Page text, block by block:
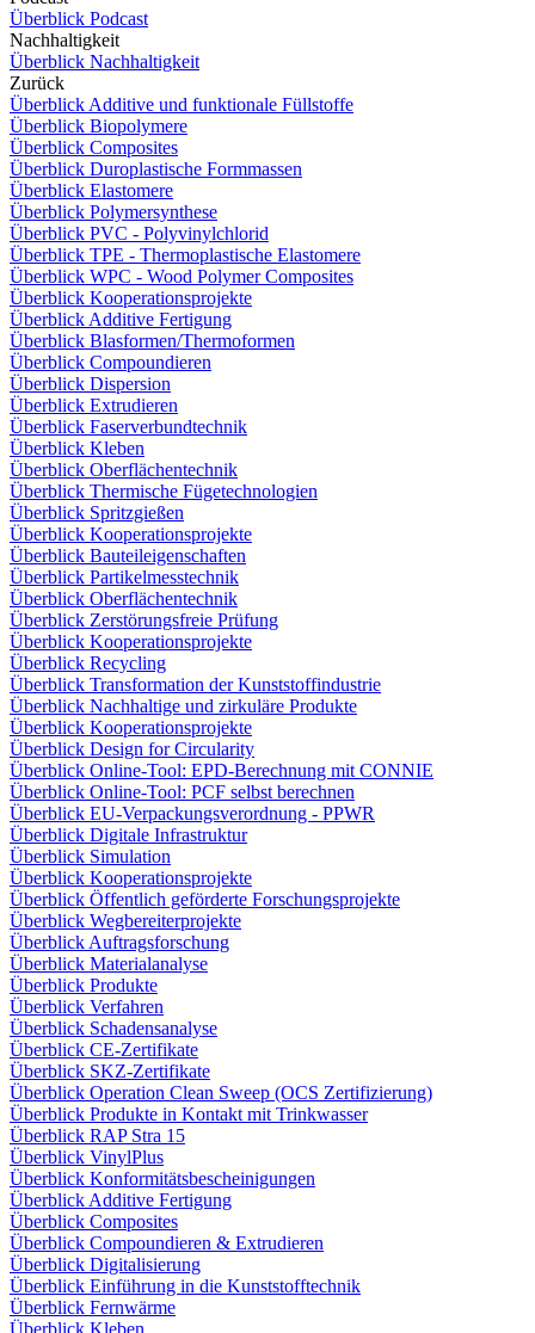
Überblick Podcast
Nachhaltigkeit
Überblick Nachhaltigkeit
Zurück
Überblick Additive und funktionale Füllstoffe
Überblick Biopolymere
Überblick Composites
Überblick Duroplastische Formmassen
Überblick Elastomere
Überblick Polymersynthese
Überblick PVC - Polyvinylchlorid
Überblick TPE - Thermoplastische Elastomere
Überblick WPC - Wood Polymer Composites
Überblick Kooperationsprojekte
Überblick Additive Fertigung
Überblick Blasformen/Thermoformen
Überblick Compoundieren
Überblick Dispersion
Überblick Extrudieren
Überblick Faserverbundtechnik
Überblick Kleben
Überblick Oberflächentechnik
Überblick Thermische Fügetechnologien
Überblick Spritzgießen
Überblick Kooperationsprojekte
Überblick Bauteileigenschaften
Überblick Partikelmesstechnik
Überblick Oberflächentechnik
Überblick Zerstörungsfreie Prüfung
Überblick Kooperationsprojekte
Überblick Recycling
Überblick Transformation der Kunststoffindustrie
Überblick Nachhaltige und zirkuläre Produkte
Überblick Kooperationsprojekte
Überblick Design for Circularity
Überblick Online-Tool: EPD-Berechnung mit CONNIE
Überblick Online-Tool: PCF selbst berechnen
Überblick EU-Verpackungsverordnung - PPWR
Überblick Digitale Infrastruktur
Überblick Simulation
Überblick Kooperationsprojekte
Überblick Öffentlich geförderte Forschungsprojekte
Überblick Wegbereiterprojekte
Überblick Auftragsforschung
Überblick Materialanalyse
Überblick Produkte
Überblick Verfahren
Überblick Schadensanalyse
Überblick CE-Zertifikate
Überblick SKZ-Zertifikate
Überblick Operation Clean Sweep (OCS Zertifizierung)
Überblick Produkte in Kontakt mit Trinkwasser
Überblick RAP Stra 15
Überblick VinylPlus
Überblick Konformitätsbescheinigungen
Überblick Additive Fertigung
Überblick Composites
Überblick Compoundieren & Extrudieren
Überblick Digitalisierung
Überblick Einführung in die Kunststofftechnik
Überblick Fernwärme
Überblick Kleben